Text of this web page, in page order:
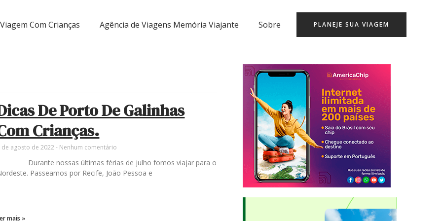
Viagem Com Crianças Agência de Viagens Memória Viajante Sobre PLANEJE SUA VIAGEM
De Porto De Galinhas
Crianças.
de agosto de 2022 Nenhum comentário
Durante nossas últimas férias de julho fomos viajar para o
Passeamos por Recife, João Pessoa e
mais »